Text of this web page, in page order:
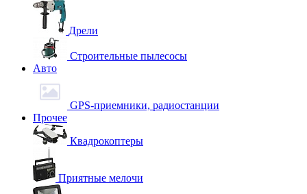
Дрели
Строительные пылесосы
Авто
GPS-приемники, радиостанции
Прочее
Квадрокоптеры
Приятные мелочи